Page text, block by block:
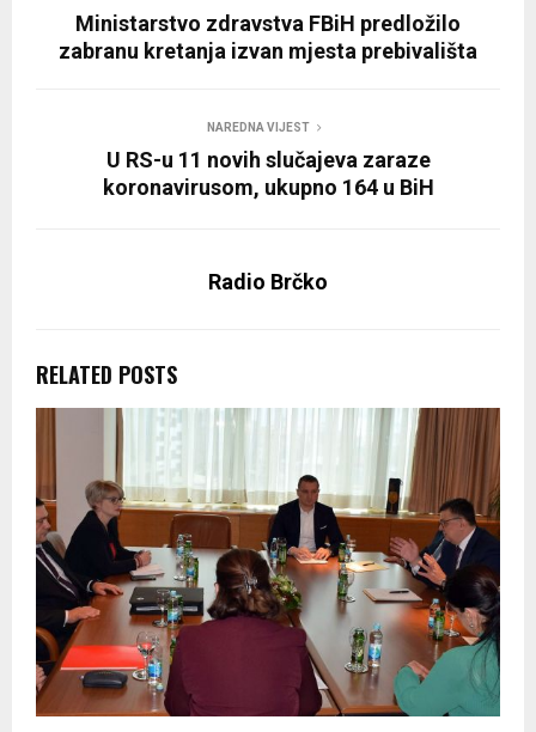
Ministarstvo zdravstva FBiH predložilo
zabranu kretanja izvan mjesta prebivališta
NAREDNA VIJEST
U RS-u 11 novih slučajeva zaraze
koronavirusom, ukupno 164 u BiH
Radio Brčko
RELATED POSTS